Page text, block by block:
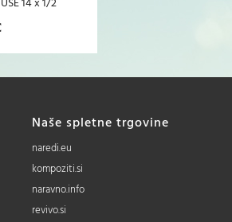
Naše spletne trgovine
naredi.eu
kompoziti.si
naravno.info
revivo.si